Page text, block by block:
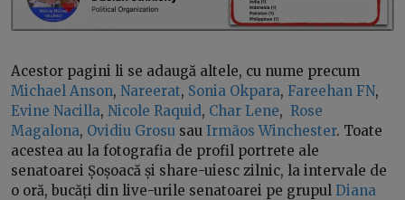
Acestor pagini li se adaugă altele, cu nume precum
Michael Anson, Nareerat, Sonia Okpara, Fareehan FN,
Evine Nacilla, Nicole Raquid , Char Lene, Rose
Magalona, Ovidiu Grosu sau Irmãos Winchester. Toate
acestea au la fotografia de profil portrete ale
senatoarei Șoșoacă și share-uiesc zilnic, la intervale de
o oră, bucăți din live-urile senatoarei pe grupul Diana